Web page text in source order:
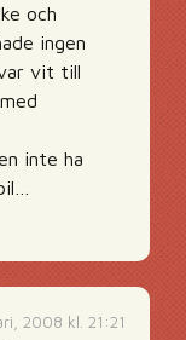
och
ingen
vit till
inte ha
2008 kl. 21:21